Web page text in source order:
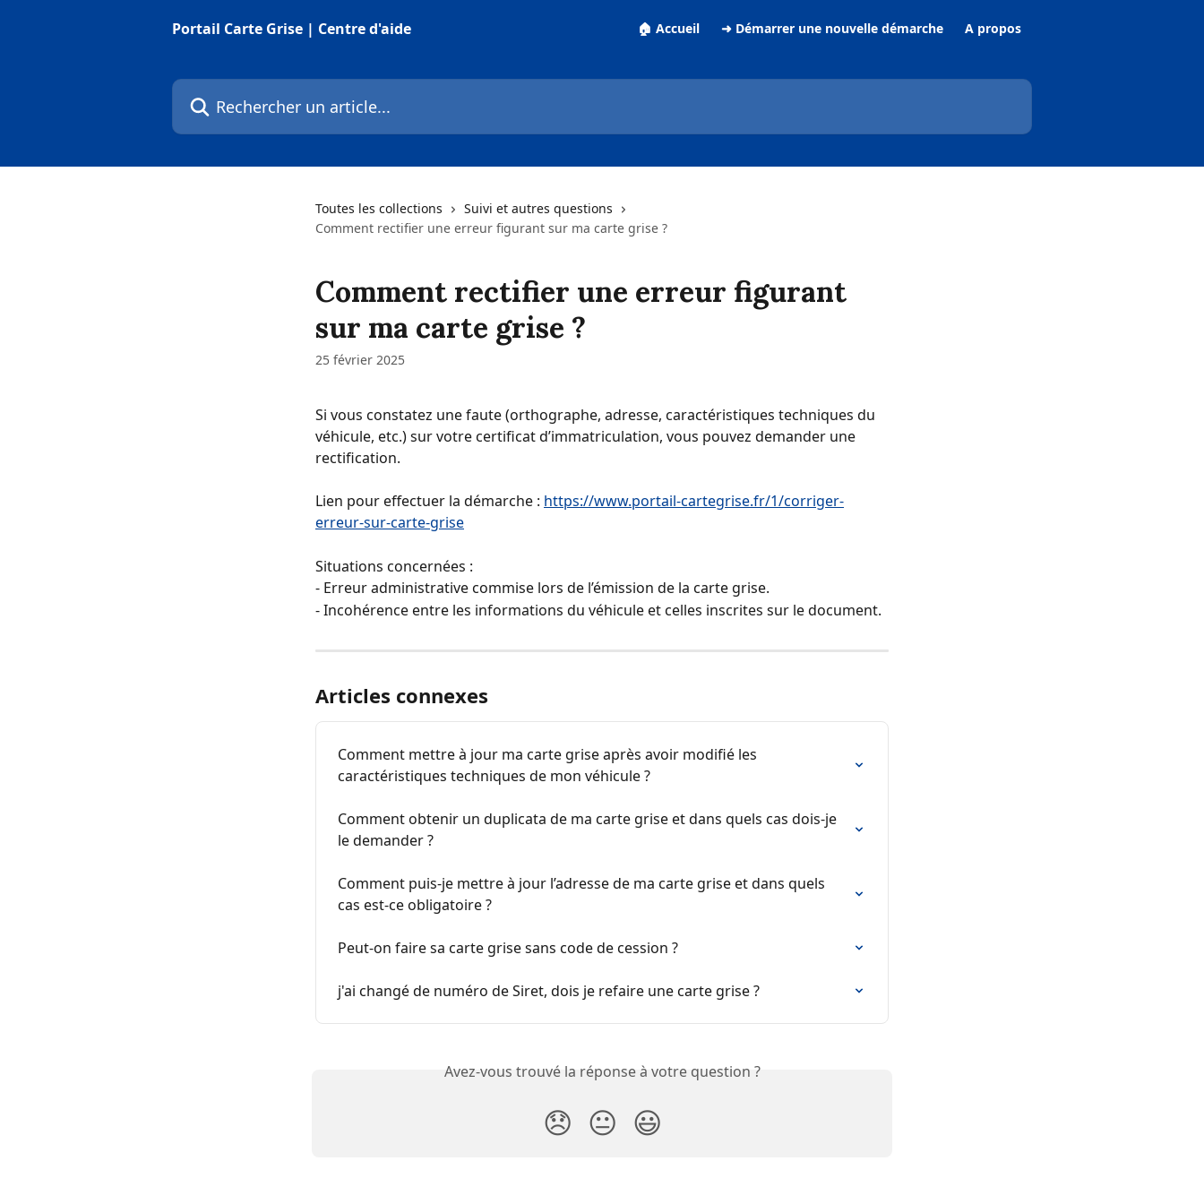
Portail Carte Grise | Centre d'aide
🏠 Accueil ➜ Démarrer une nouvelle démarche A propos
Rechercher un article...
Toutes les collections
Suivi et autres questions
Comment rectifier une erreur figurant sur ma carte grise ?
Comment rectifier une erreur figurant
sur ma carte grise ?
25 février 2025
Si vous constatez une faute (orthographe, adresse, caractéristiques techniques du
véhicule, etc.) sur votre certificat d’immatriculation, vous pouvez demander une
rectification.
Lien pour effectuer la démarche : https://www.portail-cartegrise.fr/1/corriger-
erreur-sur-carte-grise
Situations concernées :
- Erreur administrative commise lors de l’émission de la carte grise.
- Incohérence entre les informations du véhicule et celles inscrites sur le document.
Articles connexes
Comment mettre à jour ma carte grise après avoir modifié les
caractéristiques techniques de mon véhicule ?
Comment obtenir un duplicata de ma carte grise et dans quels cas dois-je
le demander ?
Comment puis-je mettre à jour l’adresse de ma carte grise et dans quels
cas est-ce obligatoire ?
Peut-on faire sa carte grise sans code de cession ?
j'ai changé de numéro de Siret, dois je refaire une carte grise ?
Avez-vous trouvé la réponse à votre question ?
😞 😐 😃